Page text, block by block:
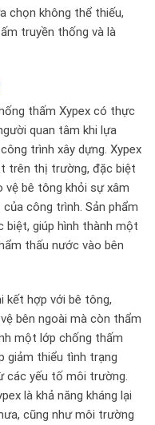
chọn không thể thiếu,
truyền thống và là
thấm Xypex có thực
quan tâm khi lựa
trình xây dựng. Xypex
trên thị trường, đặc biệt
vệ bê tông khỏi sự xâm
công trình. Sản phẩm
giúp hình thành một
thấu nước vào bên
kết hợp với bê tông,
bên ngoài mà còn thẩm
một lớp chống thấm
giảm thiểu tình trạng
các yếu tố môi trường.
là khả năng kháng lại
cũng như môi trường